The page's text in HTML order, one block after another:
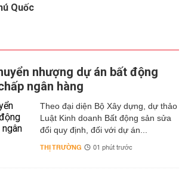
Quốc
nhượng dự án bất động
ngân hàng
Theo đại diện Bộ Xây dựng, dự thảo
Luật Kinh doanh Bất động sản sửa
đổi quy định, đối với dự án...
THỊ TRƯỜNG 01 phút trước